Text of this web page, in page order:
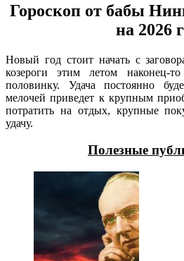
Гороскоп от бабы
на 2026
Новый год стоит начать с
козероги этим летом наконец-
половинку. Удача постоянно
мелочей приведет к крупным
потратить на отдых, крупные
удачу.
Полезные